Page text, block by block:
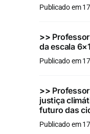
Publicado em
>>
da escala
Publicado em
>>
justiça
futuro das
Publicado em